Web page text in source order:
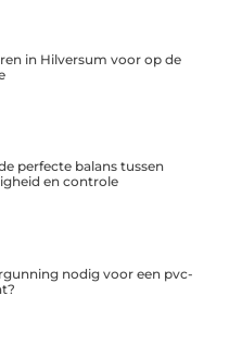
in Hilversum voor op de
perfecte balans tussen
en controle
nodig voor een pvc-